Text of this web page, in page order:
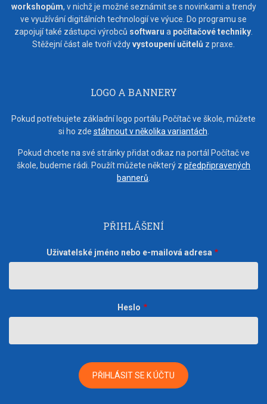
workshopům, v nichž je možné seznámit se s novinkami a trendy
ve využívání digitálních technologií ve výuce. Do programu se
zapojují také zástupci výrobců softwaru a počítačové techniky.
Stěžejní část ale tvoří vždyvystoupení učitelů z praxe.
LOGO A BANNERY
Pokud potřebujete základní logo portálu Počítač ve škole, můžete
si ho zde stáhnout v několika variantách.
Pokud chcete na své stránky přidat odkaz na portál Počítač ve
škole, budeme rádi. Použít můžete některý z předpřipravených
bannerů.
PŘIHLÁŠENÍ
Uživatelské jméno nebo e-mailová adresa
Heslo